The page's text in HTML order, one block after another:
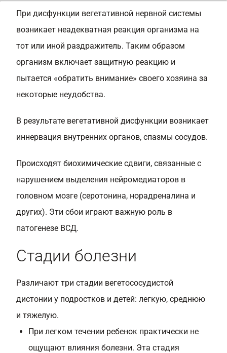
При дисфункции вегетативной нервной системы
возникает неадекватная реакция организма на
тот или иной раздражитель. Таким образом
организм включает защитную реакцию и
пытается «обратить внимание» своего хозяина за
некоторые неудобства.
В результате вегетативной дисфункции возникает
иннервация внутренних органов, спазмы сосудов.
Происходят биохимические сдвиги, связанные с
нарушением выделения нейромедиаторов в
головном мозге (серотонина, норадреналина и
других). Эти сбои играют важную роль в
патогенезе ВСД.
Стадии болезни
Различают три стадии вегетососудистой
дистонии у подростков и детей: легкую, среднюю
и тяжелую.
При легком течении ребенок практически не
ощущают влияния болезни. Эта стадия